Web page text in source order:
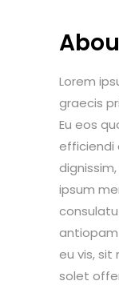
Lorem
graecis
Eu eos
efficiendi
ipsum
eu vis, sit
solet